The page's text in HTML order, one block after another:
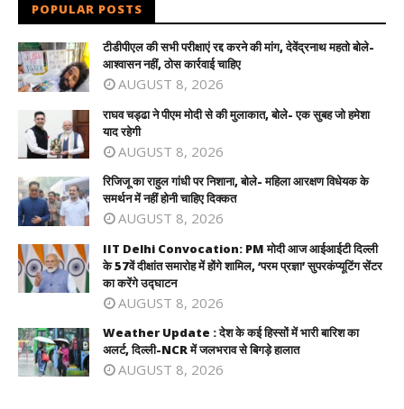
POPULAR POSTS
टीडीपीएल की सभी परीक्षाएं रद्द करने की मांग, देवेंद्रनाथ महतो बोले-
आश्वासन नहीं, ठोस कार्रवाई चाहिए
AUGUST 8, 2026
राघव चड्ढा ने पीएम मोदी से की मुलाकात, बोले- एक सुबह जो हमेशा
याद रहेगी
AUGUST 8, 2026
रिजिजू का राहुल गांधी पर निशाना, बोले- महिला आरक्षण विधेयक के
समर्थन में नहीं होनी चाहिए दिक्कत
AUGUST 8, 2026
IIT Delhi Convocation: PM मोदी आज आईआईटी दिल्ली
के 57वें दीक्षांत समारोह में होंगे शामिल, ‘परम प्रज्ञा’ सुपरकंप्यूटिंग सेंटर
का करेंगे उद्घाटन
AUGUST 8, 2026
Weather Update : देश के कई हिस्सों में भारी बारिश का
अलर्ट, दिल्ली-NCR में जलभराव से बिगड़े हालात
AUGUST 8, 2026